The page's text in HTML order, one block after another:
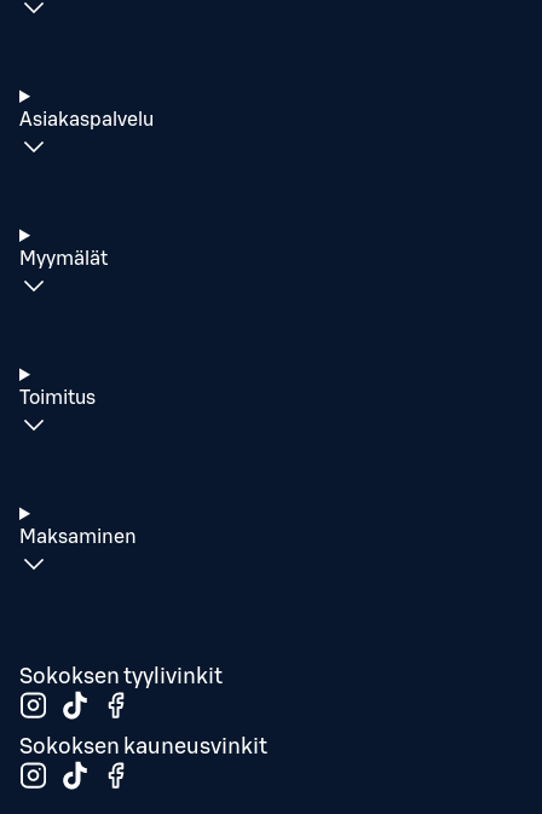
Asiakaspalvelu
Myymälät
Toimitus
Maksaminen
Sokoksen tyylivinkit
Sokoksen kauneusvinkit